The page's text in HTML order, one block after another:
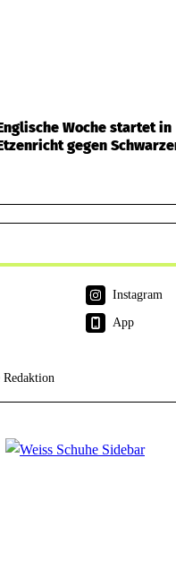
Woche startet in
gegen
Instagram
App